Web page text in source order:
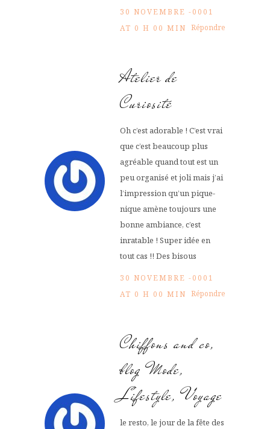
30 NOVEMBRE -0001
AT 0 H 00 MIN Répondre
Atelier de
Curiosité
Oh c’est adorable ! C’est vrai
que c’est beaucoup plus
agréable quand tout est un
peu organisé et joli mais j’ai
l’impression qu’un pique-
nique amène toujours une
bonne ambiance, c’est
inratable ! Super idée en
tout cas !! Des bisous
30 NOVEMBRE -0001
AT 0 H 00 MIN Répondre
Chiffons and co,
blog Mode,
Lifestyle, Voyage
le resto, le jour de la fête des